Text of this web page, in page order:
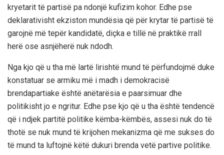
kryetarit të partisë pa ndonjë kufizim kohor. Edhe pse
deklarativisht ekziston mundësia që për krytar të partisë të
garojnë më tepër kandidatë, diçka e tillë në praktikë rrall
herë ose asnjëherë nuk ndodh.
Nga kjo që u tha më lartë lirishtë mund të përfundojmë duke
konstatuar se armiku më i madh i demokracisë
brendapartiake është anëtarësia e paarsimuar dhe
politikisht jo e ngritur. Edhe pse kjo që u tha është tendencë
që i ndjek partitë politike këmba-këmbës, assesi nuk do të
thotë se nuk mund të krijohen mekanizma që me sukses do
të mund ta luftojnë këtë dukuri brenda vetë partive politike.